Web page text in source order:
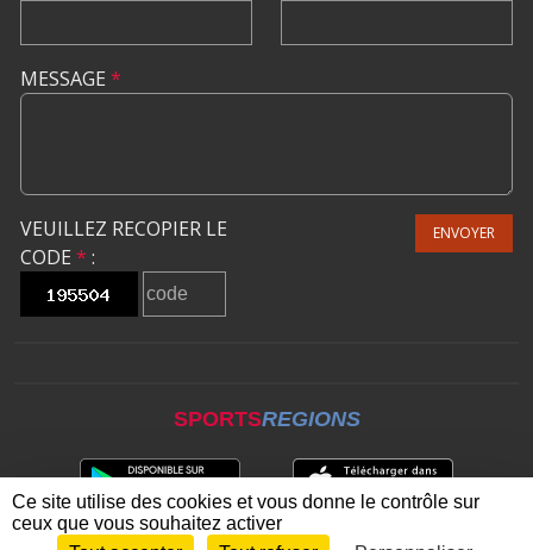
MESSAGE *
VEUILLEZ RECOPIER LE
CODE * :
ENVOYER
SPORTSREGIONS
Ce site utilise des cookies et vous donne le contrôle sur
ceux que vous souhaitez activer